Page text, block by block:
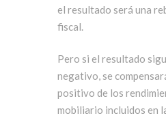
el resultado será una
fiscal.
Pero si el resultado
negativo, se
positivo de los
mobiliario incluidos en